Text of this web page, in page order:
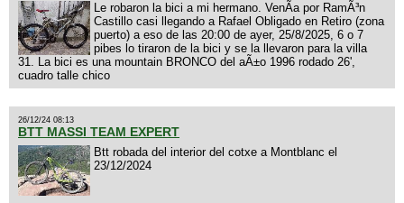
Le robaron la bici a mi hermano. VenÃ­a por RamÃ³n
Castillo casi llegando a Rafael Obligado en Retiro (zona
puerto) a eso de las 20:00 de ayer, 25/8/2025, 6 o 7
pibes lo tiraron de la bici y se la llevaron para la villa
31. La bici es una mountain BRONCO del aÃ±o 1996 rodado 26',
cuadro talle chico
26/12/24 08:13
BTT MASSI TEAM EXPERT
Btt robada del interior del cotxe a Montblanc el
23/12/2024